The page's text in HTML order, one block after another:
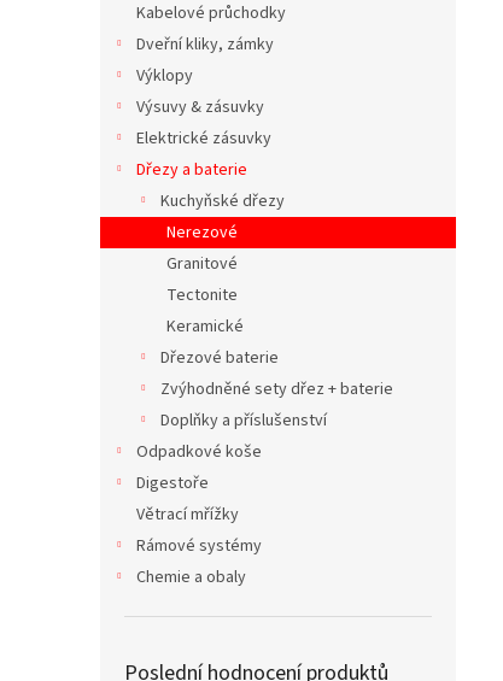
Kabelové průchodky
Dveřní kliky, zámky
Výklopy
Výsuvy & zásuvky
Elektrické zásuvky
Dřezy a baterie
Kuchyňské dřezy
Nerezové
Granitové
Tectonite
Keramické
Dřezové baterie
Zvýhodněné sety dřez + baterie
Doplňky a příslušenství
Odpadkové koše
Digestoře
Větrací mřížky
Rámové systémy
Chemie a obaly
Poslední hodnocení produktů